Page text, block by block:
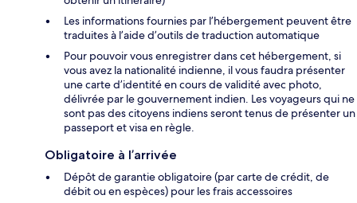
Les informations fournies par l’hébergement peuvent être
traduites à l’aide d’outils de traduction automatique
Pour pouvoir vous enregistrer dans cet hébergement, si
vous avez la nationalité indienne, il vous faudra présenter
une carte d’identité en cours de validité avec photo,
délivrée par le gouvernement indien. Les voyageurs qui ne
sont pas des citoyens indiens seront tenus de présenter un
passeport et visa en règle.
Obligatoire à l’arrivée
Dépôt de garantie obligatoire (par carte de crédit, de
débit ou en espèces) pour les frais accessoires